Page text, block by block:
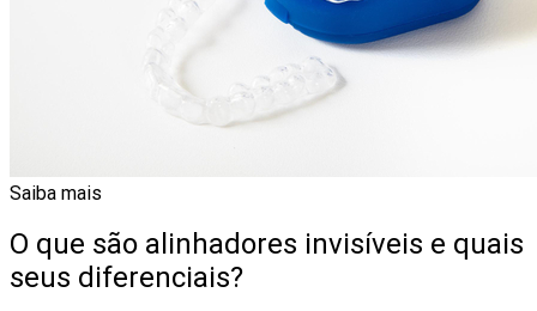
Saiba mais
O que são alinhadores invisíveis e quais
seus diferenciais?